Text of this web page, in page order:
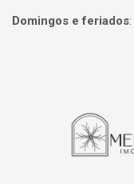
Domingos e feriados: